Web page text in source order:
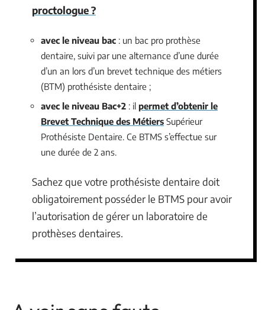
proctologue ?
avec le niveau bac : un bac pro prothèse
dentaire, suivi par une alternance d’une durée
d’un an lors d’un brevet technique des métiers
(BTM) prothésiste dentaire ;
avec le niveau Bac+2 : il permet d’obtenir le
Brevet Technique des Métiers Supérieur
Prothésiste Dentaire. Ce BTMS s’effectue sur
une durée de 2 ans.
Sachez que votre prothésiste dentaire doit
obligatoirement posséder le BTMS pour avoir
l’autorisation de gérer un laboratoire de
prothèses dentaires.